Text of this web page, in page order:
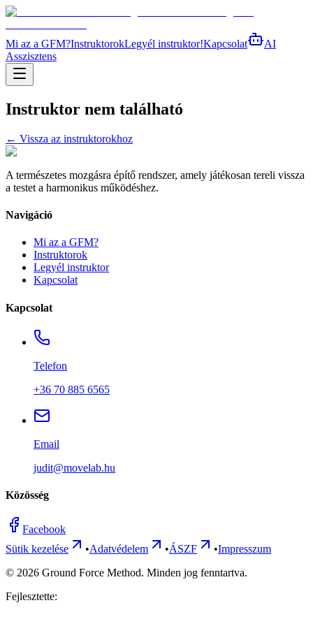
Mi az a GFM?InstruktorokLegyél instruktor!Kapcsolat
AI
Asszisztens
Instruktor nem található
← Vissza az instruktorokhoz
A természetes mozgásra építő rendszer, amely játékosan tereli vissza
a testet a harmonikus működéshez.
Navigáció
Mi az a GFM?
Instruktorok
Legyél instruktor
Kapcsolat
Kapcsolat
Telefon
+36 70 885 6565
Email
judit@movelab.hu
Közösség
Facebook
Sütik kezelése
•Adatvédelem •ÁSZF •Impresszum
© 2026 Ground Force Method. Minden jog fenntartva.
Fejlesztette: